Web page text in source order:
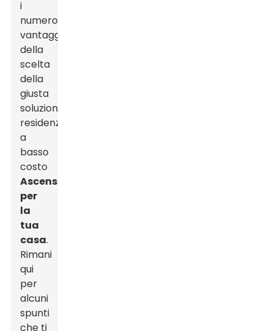
i
numerosi
vantaggi
della
scelta
della
giusta
soluzione
residenziale
a
basso
costo
Ascensori
per
la
tua
casa.
Rimani
qui
per
alcuni
spunti
che ti